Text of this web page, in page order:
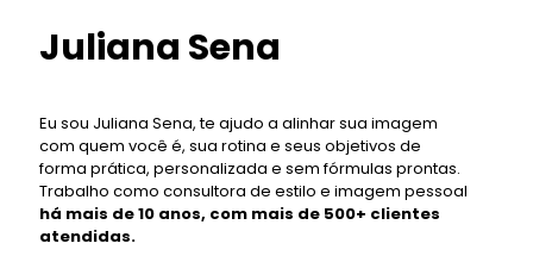
Juliana Sena
Eu sou Juliana Sena, te ajudo a alinhar sua imagem
com quem você é, sua rotina e seus objetivos de
forma prática, personalizada e sem fórmulas prontas.
Trabalho como consultora de estilo e imagem pessoal
há mais de 10 anos, com mais de 500+ clientes
atendidas.